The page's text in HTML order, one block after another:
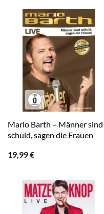
Mario Barth – Männer sind
schuld, sagen die Frauen
19,99€